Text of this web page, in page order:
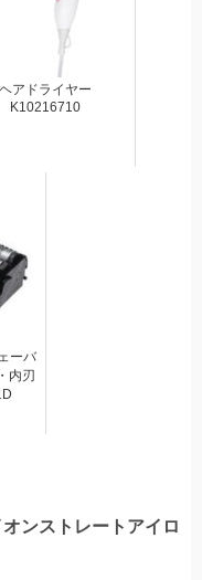
ヘアドライヤー
K10216710
ーバ
内刃
ンストレートアイロ